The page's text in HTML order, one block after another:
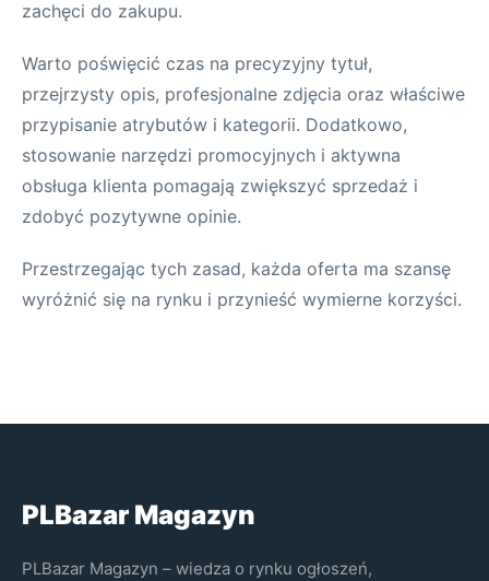
zachęci do zakupu.
Warto poświęcić czas na precyzyjny tytuł,
przejrzysty opis, profesjonalne zdjęcia oraz właściwe
przypisanie atrybutów i kategorii. Dodatkowo,
stosowanie narzędzi promocyjnych i aktywna
obsługa klienta pomagają zwiększyć sprzedaż i
zdobyć pozytywne opinie.
Przestrzegając tych zasad, każda oferta ma szansę
wyróżnić się na rynku i przynieść wymierne korzyści.
PLBazar Magazyn
PLBazar Magazyn – wiedza o rynku ogłoszeń,